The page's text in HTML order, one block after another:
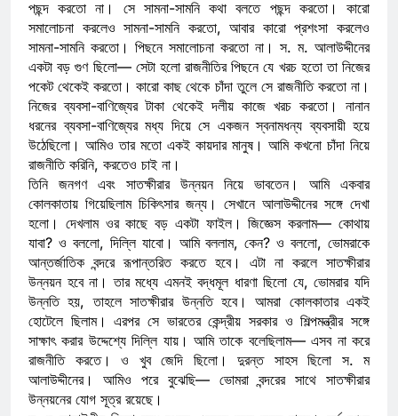
পছন্দ করতো না। সে সামনা-সামনি কথা বলতে পছন্দ করতো। কারো
সমালোচনা করলেও সামনা-সামনি করতো, আবার কারো প্রশংসা করলেও
সামনা-সামনি করতো। পিছনে সমালোচনা করতো না। স. ম. আলাউদ্দীনের
একটা বড় গুণ ছিলো— সেটা হলো রাজনীতির পিছনে যে খরচ হতো তা নিজের
পকেট থেকেই করতো। কারো কাছ থেকে চাঁদা তুলে সে রাজনীতি করতো না।
নিজের ব্যবসা-বাণিজ্যের টাকা থেকেই দলীয় কাজে খরচ করতো। নানান
ধরনের ব্যবসা-বাণিজ্যের মধ্য দিয়ে সে একজন স্বনামধন্য ব্যবসায়ী হয়ে
উঠেছিলো। আমিও তার মতো একই কায়দার মানুষ। আমি কখনো চাঁদা নিয়ে
রাজনীতি করিনি, করতেও চাই না।
তিনি জনগণ এবং সাতক্ষীরার উন্নয়ন নিয়ে ভাবতেন। আমি একবার
কোলকাতায় গিয়েছিলাম চিকিৎসার জন্য। সেখানে আলাউদ্দীনের সঙ্গে দেখা
হলো। দেখলাম ওর কাছে বড় একটা ফাইল। জিজ্ঞেস করলাম— কোথায়
যাবা? ও বললো, দিল্লি যাবো। আমি বললাম, কেন? ও বললো, ভোমরাকে
আন্তর্জাতিক বন্দরে রূপান্তরিত করতে হবে। এটা না করলে সাতক্ষীরার
উন্নয়ন হবে না। তার মধ্যে এমনই বদ্ধমূল ধারণা ছিলো যে, ভোমরার যদি
উন্নতি হয়, তাহলে সাতক্ষীরার উন্নতি হবে। আমরা কোলকাতার একই
হোটেলে ছিলাম। এরপর সে ভারতের কেন্দ্রীয় সরকার ও শিল্পমন্ত্রীর সঙ্গে
সাক্ষাৎ করার উদ্দেশ্যে দিল্লি যায়। আমি তাকে বলেছিলাম— এসব না করে
রাজনীতি করতে। ও খুব জেদি ছিলো। দুরন্ত সাহস ছিলো স. ম
আলাউদ্দীনের। আমিও পরে বুঝেছি— ভোমরা বন্দরের সাথে সাতক্ষীরার
উন্নয়নের যোগ সূত্র রয়েছে।